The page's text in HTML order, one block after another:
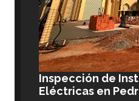
Inspección de
Eléctricas en